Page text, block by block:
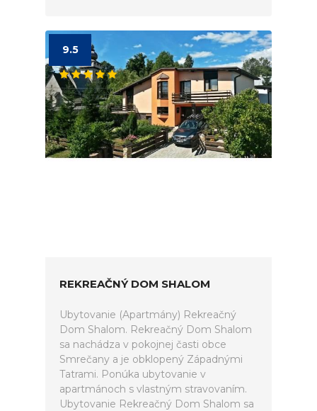
9.5
REKREAČNÝ DOM SHALOM
Ubytovanie (Apartmány) Rekreačný
Dom Shalom. Rekreačný Dom Shalom
sa nachádza v pokojnej časti obce
Smrečany a je obklopený Západnými
Tatrami. Ponúka ubytovanie v
apartmánoch s vlastným stravovaním.
Ubytovanie Rekreačný Dom Shalom sa